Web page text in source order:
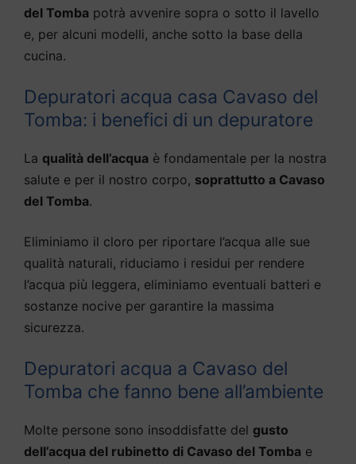
del Tomba potrà avvenire sopra o sotto il lavello
e, per alcuni modelli, anche sotto la base della
cucina.
Depuratori acqua casa Cavaso del
Tomba: i benefici di un depuratore
La qualità dell’acqua è fondamentale per la nostra
salute e per il nostro corpo, soprattutto a Cavaso
del Tomba.
Eliminiamo il cloro per riportare l’acqua alle sue
qualità naturali, riduciamo i residui per rendere
l’acqua più leggera, eliminiamo eventuali batteri e
sostanze nocive per garantire la massima
sicurezza.
Depuratori acqua a Cavaso del
Tomba che fanno bene all’ambiente
Molte persone sono insoddisfatte del gusto
dell’acqua del rubinetto di Cavaso del Tomba e